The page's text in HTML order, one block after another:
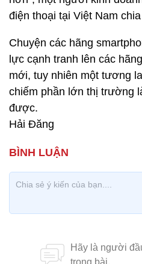
điện thoại tại Việt Nam
Chuyện các hãng
lực cạnh tranh lên các
mới, tuy nhiên một tương
chiếm phần lớn thị trường
được.
Hải Đăng